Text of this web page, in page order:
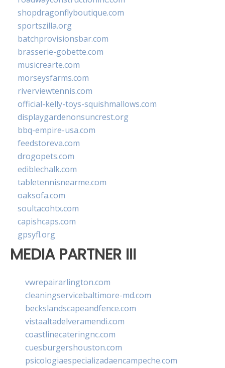
shopdragonflyboutique.com
sportszilla.org
batchprovisionsbar.com
brasserie-gobette.com
musicrearte.com
morseysfarms.com
riverviewtennis.com
official-kelly-toys-squishmallows.com
displaygardenonsuncrest.org
bbq-empire-usa.com
feedstoreva.com
drogopets.com
ediblechalk.com
tabletennisnearme.com
oaksofa.com
soultacohtx.com
capishcaps.com
gpsyfl.org
MEDIA PARTNER III
vwrepairarlington.com
cleaningservicebaltimore-md.com
beckslandscapeandfence.com
vistaaltadelveramendi.com
coastlinecateringnc.com
cuesburgershouston.com
psicologiaespecializadaencampeche.com